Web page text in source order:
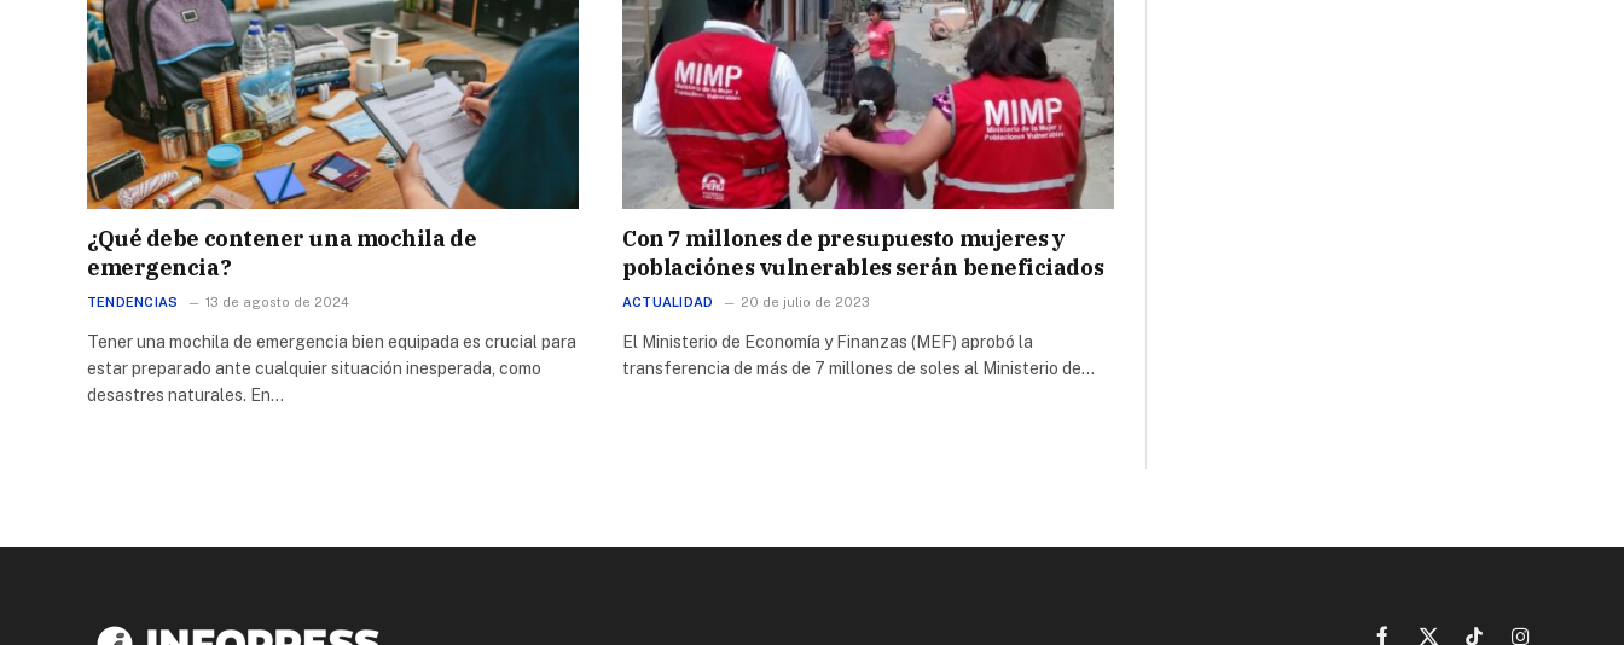
¿Qué debe contener una mochila de
emergencia?
TENDENCIAS 13 de agosto de 2024
Tener una mochila de emergencia bien equipada es crucial para
estar preparado ante cualquier situación inesperada, como
desastres naturales. En…
Con 7 millones de presupuesto mujeres y
poblaciónes vulnerables serán beneficiados
ACTUALIDAD 20 de julio de 2023
El Ministerio de Economía y Finanzas (MEF) aprobó la
transferencia de más de 7 millones de soles al Ministerio de…